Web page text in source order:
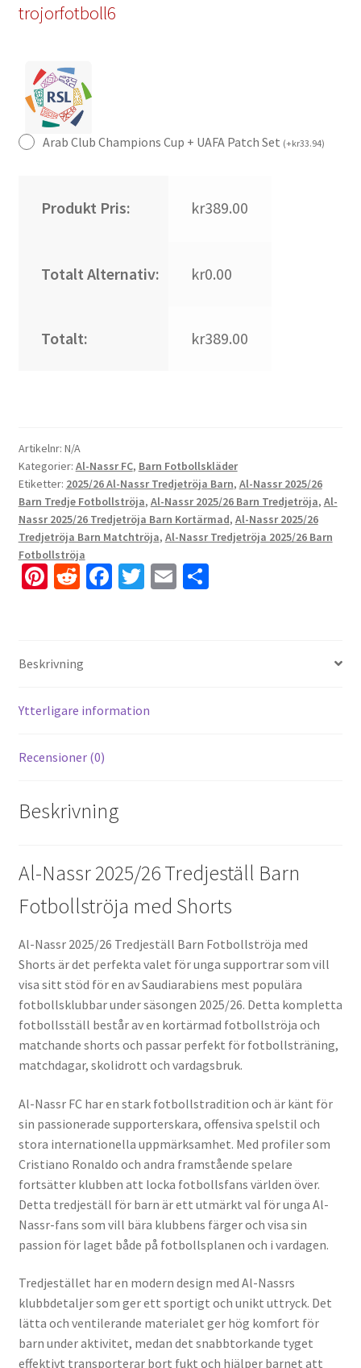
trojorfotboll6
Arab Club Champions Cup + UAFA Patch Set (+kr33.94)
Produkt Pris: kr389.00
Totalt Alternativ: kr0.00
Totalt: kr389.00
Artikelnr: N/A
Kategorier: Al-Nassr FC, Barn Fotbollskläder
Etiketter: 2025/26 Al-Nassr Tredjetröja Barn, Al-Nassr 2025/26
Barn Tredje Fotbollströja, Al-Nassr 2025/26 Barn Tredjetröja, Al-
Nassr 2025/26 Tredjetröja Barn Kortärmad, Al-Nassr 2025/26
Tredjetröja Barn Matchtröja, Al-Nassr Tredjetröja 2025/26 Barn
Fotbollströja
Pi
es
t
R
di
t
Fa
k
T E D
Beskrivning
Ytterligare information
Recensioner (0)
Beskrivning
Al-Nassr 2025/26 Tredjeställ Barn
Fotbollströja med Shorts
Al-Nassr 2025/26 Tredjeställ Barn Fotbollströja med
Shorts är det perfekta valet för unga supportrar som vill
visa sitt stöd för en av Saudiarabiens mest populära
fotbollsklubbar under säsongen 2025/26. Detta kompletta
fotbollsställ består av en kortärmad fotbollströja och
matchande shorts och passar perfekt för fotbollsträning,
matchdagar, skolidrott och vardagsbruk.
Al-Nassr FC har en stark fotbollstradition och är känt för
sin passionerade supporterskara, offensiva spelstil och
stora internationella uppmärksamhet. Med profiler som
Cristiano Ronaldo och andra framstående spelare
fortsätter klubben att locka fotbollsfans världen över.
Detta tredjeställ för barn är ett utmärkt val för unga Al-
Nassr-fans som vill bära klubbens färger och visa sin
passion för laget både på fotbollsplanen och i vardagen.
Tredjestället har en modern design med Al-Nassrs
klubbdetaljer som ger ett sportigt och unikt uttryck. Det
lätta och ventilerande materialet ger hög komfort för
barn under aktivitet, medan det snabbtorkande tyget
effektivt transporterar bort fukt och hjälper barnet att